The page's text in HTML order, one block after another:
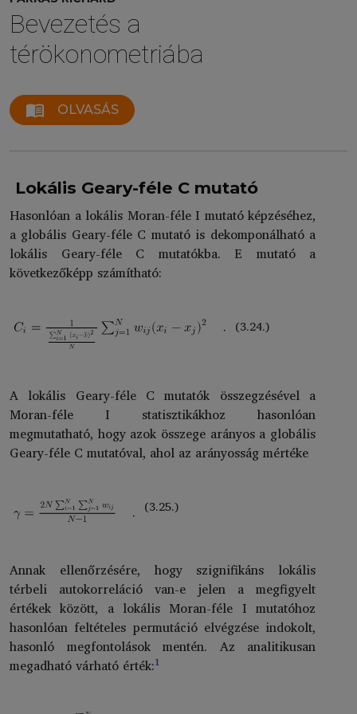
Bevezetés a
térökonometriába
menu_book OLVASÁS
Lokális Geary-féle C mutató
Hasonlóan a lokális Moran-féle I mutató képzéséhez,
a globális Geary-féle C mutató is dekomponálható a
lokális Geary-féle C mutatókba. E mutató a
következőképp számítható:
(3.24.)
A lokális Geary-féle C mutatók összegzésével a
Moran-féle I statisztikákhoz hasonlóan
megmutatható, hogy azok összege arányos a globális
Geary-féle C mutatóval, ahol az arányosság mértéke
(3.25.)
Annak ellenőrzésére, hogy szignifikáns lokális
térbeli autokorreláció van-e jelen a megfigyelt
értékek között, a lokális Moran-féle I mutatóhoz
hasonlóan feltételes permutáció elvégzése indokolt,
hasonló megfontolások mentén. Az analitikusan
megadható várható érték:1